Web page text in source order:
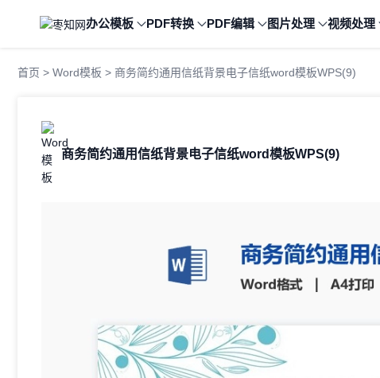
办公模板 PDF转换 PDF编辑 图片处理 视频处理
首页 > Word模板 > 商务简约通用信纸背景电子信纸word模板WPS(9)
商务简约通用信纸背景电子信纸word模板WPS(9)